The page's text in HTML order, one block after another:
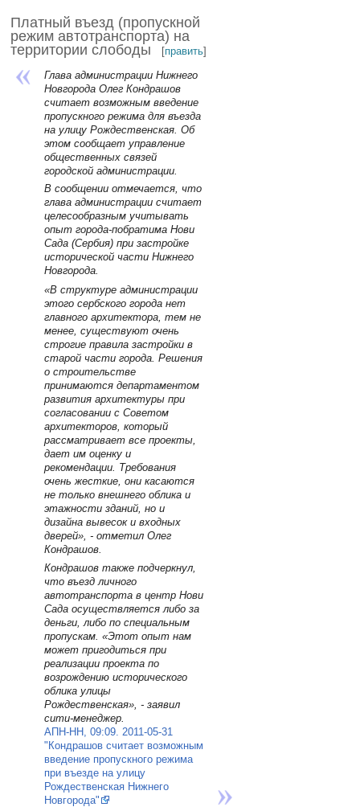
Платный въезд (пропускной
режим автотранспорта) на
территории слободы
[править]
Глава администрации Нижнего
Новгорода Олег Кондрашов
считает возможным введение
пропускного режима для въезда
на улицу Рождественская. Об
этом сообщает управление
общественных связей
городской администрации.
В сообщении отмечается, что
глава администрации считает
целесообразным учитывать
опыт города-побратима Нови
Сада (Сербия) при застройке
исторической части Нижнего
Новгорода.
«В структуре администрации
этого сербского города нет
главного архитектора, тем не
менее, существуют очень
строгие правила застройки в
старой части города. Решения
о строительстве
принимаются департаментом
развития архитектуры при
согласовании с Советом
архитекторов, который
рассматривает все проекты,
дает им оценку и
рекомендации. Требования
очень жесткие, они касаются
не только внешнего облика и
этажности зданий, но и
дизайна вывесок и входных
дверей», - отметил Олег
Кондрашов.
Кондрашов также подчеркнул,
что въезд личного
автотранспорта в центр Нови
Сада осуществляется либо за
деньги, либо по специальным
пропускам. «Этот опыт нам
может пригодиться при
реализации проекта по
возрождению исторического
облика улицы
Рождественская», - заявил
сити-менеджер.
АПН-НН, 09:09. 2011-05-31
"Кондрашов считает возможным
введение пропускного режима
при въезде на улицу
Рождественская Нижнего
Новгорода"